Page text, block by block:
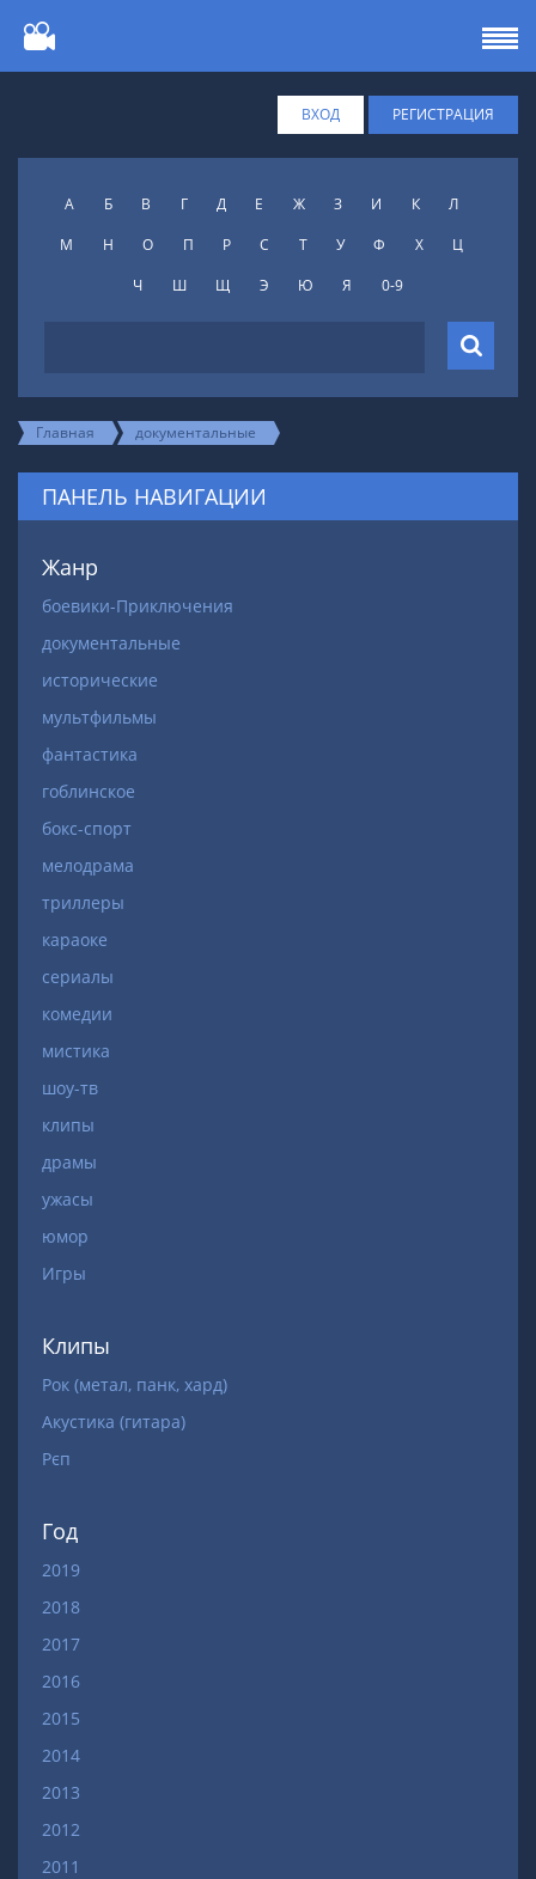
ВХОД РЕГИСТРАЦИЯ
А Б В Г Д Е Ж З И К
Л
М
Н О П Р С Т У Ф X
Ц
Ч
Ш Щ Э Ю Я 0-9
Главная документальные
ПАНЕЛЬ НАВИГАЦИИ
Жанр
боевики-Приключения
документальные
исторические
мультфильмы
фантастика
гоблинское
бокс-спорт
мелодрама
триллеры
караоке
сериалы
комедии
мистика
шоу-тв
клипы
драмы
ужасы
юмор
Игры
Клипы
Рок (метал, панк, хард)
Акустика (гитара)
Рєп
Год
2019
2018
2017
2016
2015
2014
2013
2012
2011